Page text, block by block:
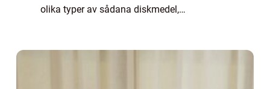
olika typer av sådana diskmedel,